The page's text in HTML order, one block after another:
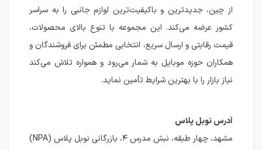
از چین، جدیدترین و باکیفیت‌ترین لوازم جانبی را به سراسر
کشور عرضه می‌کند. این مجموعه با تنوع بالای محصولات،
قیمت رقابتی و ارسال سریع، انتخابی مطمئن برای فروشندگان و
همکاران حوزه موبایل به شمار می‌رود و همواره تلاش می‌کند
نیاز بازار را با بهترین شرایط تأمین نماید.
آدرس نوبل پلاس
مشهد، چهار طبقه، نبش مدرس ۴، بازرگانی نوبل پلاس (NPA)